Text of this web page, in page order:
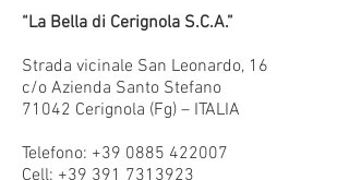
“La Bella di Cerignola S.C.A.”
Strada vicinale San Leonardo, 16
c/o Azienda Santo Stefano
71042 Cerignola (Fg) – ITALIA
Telefono: +39 0885 422007
Cell: +39 391 7313923